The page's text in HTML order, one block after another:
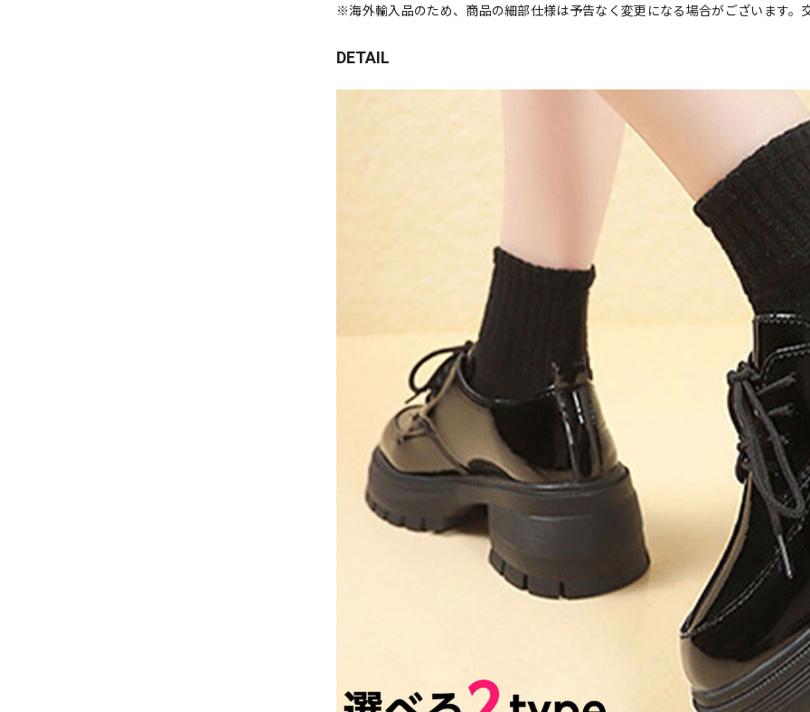
※海外輸入品のため、商品の細部仕様は予告なく変更になる場合がございます。
DETAIL